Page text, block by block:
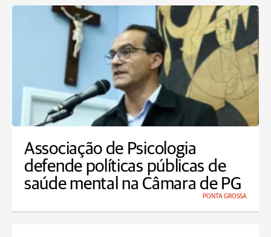
Associação de Psicologia
defende políticas públicas de
saúde mental na Câmara de PG
PONTA GROSSA